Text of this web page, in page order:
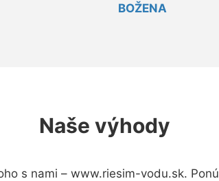
BOŽENA
Naše výhody
s nami – www.riesim-vodu.sk.